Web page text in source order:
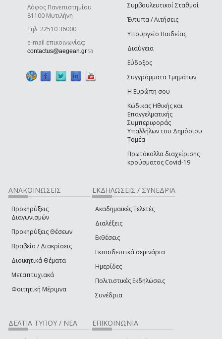
Λόφος Πανεπιστημίου
81100 Μυτιλήνη
Τηλ. 22510 36000
e-mail επικοινωνίας:
contactus@aegean.gr(link sends e-mail)
Συμβουλευτικοί Σταθμοί
Έντυπα / Αιτήσεις
Υπουργείο Παιδείας
Διαύγεια
Εύδοξος
Συγγράμματα Τμημάτων
Η Ευρώπη σου
Κώδικας Ηθικής και
Επαγγελματικής
Συμπεριφοράς
Υπαλλήλων του Δημόσιου
Τομέα
Πρωτόκολλα διαχείρισης
κρούσματος Covid-19
ΑΝΑΚΟΙΝΩΣΕΙΣ
Προκηρύξεις
Διαγωνισμών
Προκηρύξεις Θέσεων
Βραβεία / Διακρίσεις
Διοικητικά Θέματα
Μεταπτυχιακά
Φοιτητική Μέριμνα
ΕΚΔΗΛΩΣΕΙΣ / ΣΥΝΕΔΡΙΑ
Ακαδημαϊκές Τελετές
Διαλέξεις
Εκθέσεις
Εκπαιδευτικά σεμινάρια
Ημερίδες
Πολιτιστικές Εκδηλώσεις
Συνέδρια
ΔΕΛΤΙΑ ΤΥΠΟΥ / ΝΕΑ ΕΠΙΚΟΙΝΩΝΙΑ